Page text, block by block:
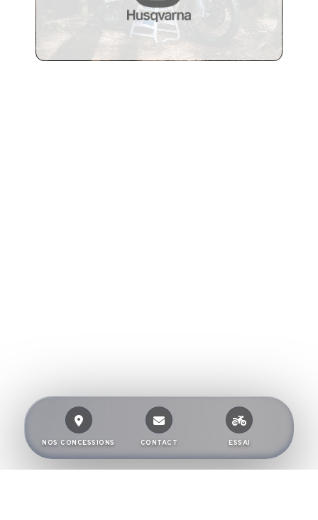
NOS CONCESSIONS CONTACT ESSAI